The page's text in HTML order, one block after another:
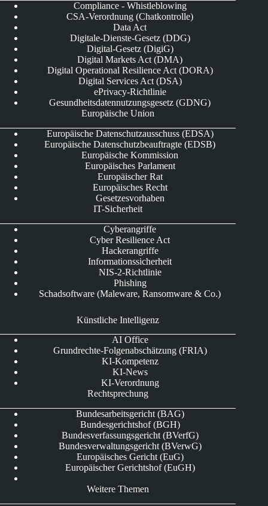
Compliance - Whistleblowing
CSA-Verordnung (Chatkontrolle)
Data Act
Digitale-Dienste-Gesetz (DDG)
Digital-Gesetz (DigiG)
Digital Markets Act (DMA)
Digital Operational Resilience Act (DORA)
Digital Services Act (DSA)
ePrivacy-Richtlinie
Gesundheitsdatennutzungsgesetz (GDNG)
Europäische Union
Europäische Datenschutzausschuss (EDSA)
Europäische Datenschutzbeauftragte (EDSB)
Europäische Kommission
Europäisches Parlament
Europäischer Rat
Europäisches Recht
Gesetzesvorhaben
IT-Sicherheit
Cyberangriffe
Cyber Resilience Act
Hackerangriffe
Informationssicherheit
NIS-2-Richtlinie
Phishing
Schadsoftware (Maleware, Ransomware & Co.)
Künstliche Intelligenz
AI Office
Grundrechte-Folgenabschätzung (FRIA)
KI-Kompetenz
KI-News
KI-Verordnung
Rechtsprechung
Bundesarbeitsgericht (BAG)
Bundesgerichtshof (BGH)
Bundesverfassungsgericht (BVerfG)
Bundesverwaltungsgericht (BVerwG)
Europäisches Gericht (EuG)
Europäischer Gerichtshof (EuGH)
Weitere Themen